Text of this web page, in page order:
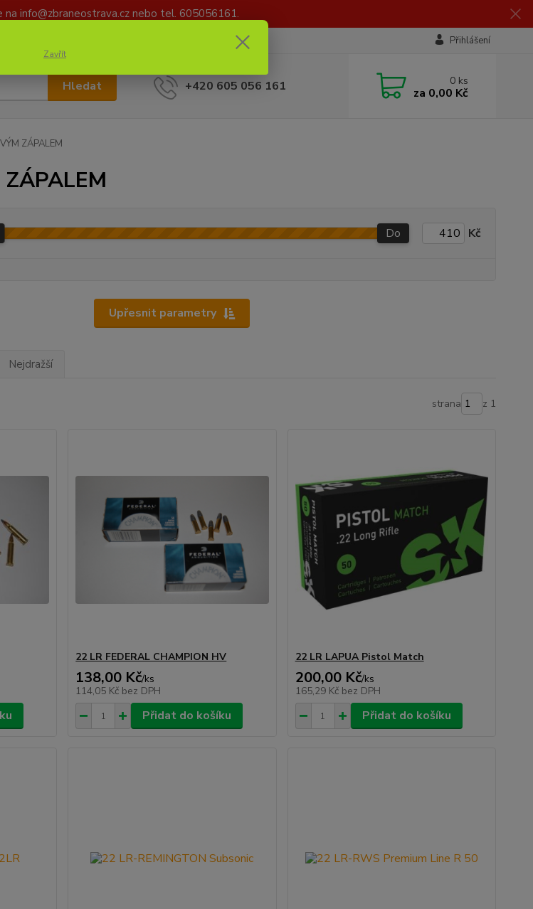
info@zbraneostrava.cz nebo tel. 605056161.
Přihlášení
Hledat +420 605 056 161 0 ks
za 0,00 Kč
ZÁPALEM
Upřesnit parametry
Do Kč
Nejdražší
strana z 1
22 LR FEDERAL CHAMPION HV
138,00 Kč/ks
114,05 Kč bez DPH
Přidat do košíku
22 LR LAPUA Pistol Match
200,00 Kč/ks
165,29 Kč bez DPH
Přidat do košíku
Zavřít